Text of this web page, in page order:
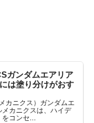
ガンダムエアリア
は塗り分けがおす
カニクス）ガンダムエ
カニクスは、ハイデ
をコンセ...